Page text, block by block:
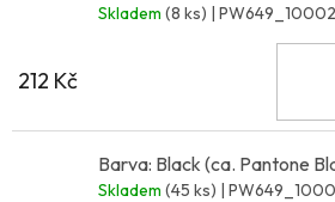
Skladem (8 ks) |
212 Kč
Barva: Black (ca. Pantone
Skladem (45 ks) |